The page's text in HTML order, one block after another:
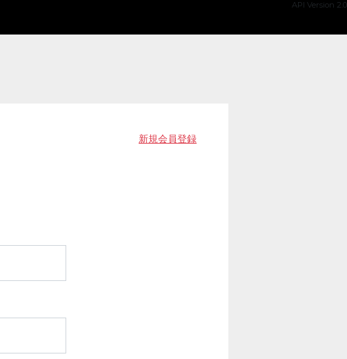
API Version 2.0
新規会員登録